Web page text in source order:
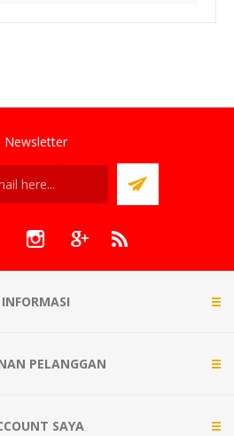
Newsletter
INFORMASI
PELANGGAN
SAYA